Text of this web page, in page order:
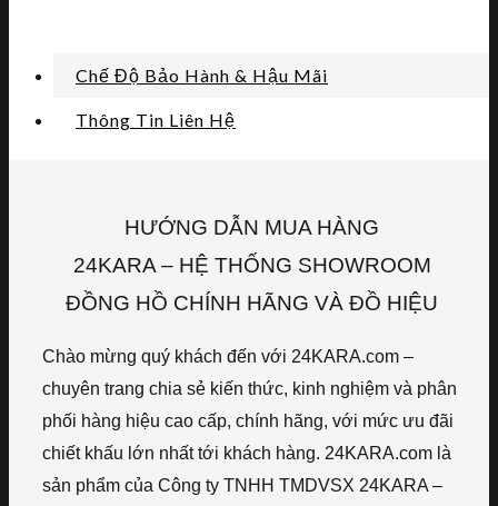
Chế Độ Bảo Hành & Hậu Mãi
Thông Tin Liên Hệ
HƯỚNG DẪN MUA HÀNG
24KARA – HỆ THỐNG SHOWROOM
ĐỒNG HỒ CHÍNH HÃNG VÀ ĐỒ HIỆU
Chào mừng quý khách đến với 24KARA.com –
chuyên trang chia sẻ kiến thức, kinh nghiệm và phân
phối hàng hiệu cao cấp, chính hãng, với mức ưu đãi
chiết khấu lớn nhất tới khách hàng. 24KARA.com là
sản phẩm của Công ty TNHH TMDVSX 24KARA –